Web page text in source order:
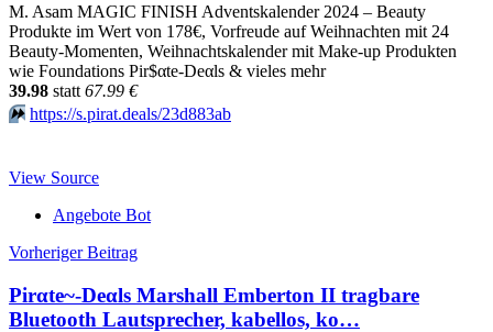
M. Asam MAGIC FINISH Adventskalender 2024 – Beauty
Produkte im Wert von 178€, Vorfreude auf Weihnachten mit 24
Beauty-Momenten, Weihnachtskalender mit Make-up Produkten
wie Foundations Pir$αtе-Dеαls & vieles mehr
39.98 statt 67.99 €
⏩️ https://s.pirat.deals/23d883ab
View Source
Angebote Bot
Beitragsnavigation
Vorheriger Beitrag
Pirαtе~-Dеαls Marshall Emberton II tragbare
Bluetooth Lautsprecher, kabellos, ko…